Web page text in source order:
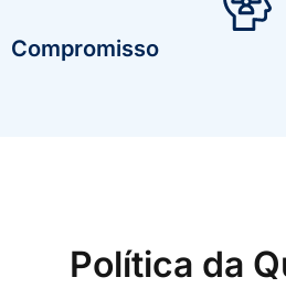
Compromisso
Política da